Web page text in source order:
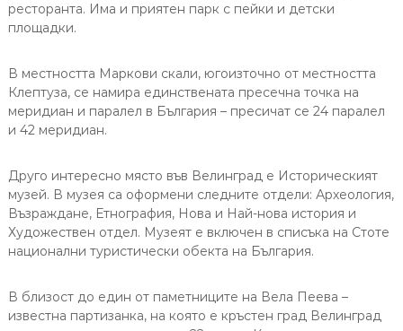
ресторанта. Има и приятен парк с пейки и детски
площадки.
В местността Маркови скали, югоизточно от местността
Клептуза, се намира единствената пресечна точка на
меридиан и паралел в България – пресичат се 24 паралел
и 42 меридиан.
Друго интересно място във Велинград е Историческият
музей. В музея са оформени следните отдели: Археология,
Възраждане, Етнография, Нова и Най-нова история и
Художествен отдел. Музеят е включен в списъка на Стоте
национални туристически обекта на България.
В близост до един от паметниците на Вела Пеева –
известна партизанка, на която е кръстен град Велинград